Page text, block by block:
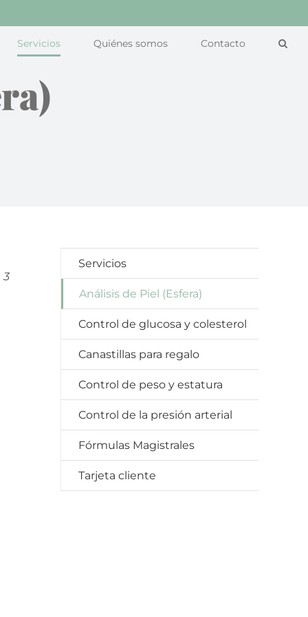
Servicios Quiénes somos Contacto
3
Servicios
Análisis de Piel (Esfera)
Control de glucosa y colesterol
Canastillas para regalo
Control de peso y estatura
Control de la presión arterial
Fórmulas Magistrales
Tarjeta cliente